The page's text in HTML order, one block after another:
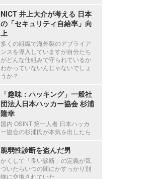
NICT 井上大介が考える 日本
の「セキュリティ自給率」向
上
多くの組織で海外製のアプライア
ンスを導入していますが自分たち
がどんな仕組みで守られているか
わかっていないんじゃないでしょ
うか？
「趣味：ハッキング」一般社
団法人日本ハッカー協会 杉浦
隆幸
国内 OSINT 第一人者 日本ハッカ
ー協会の杉浦氏が本気を出したら
脆弱性診断を盗んだ男
かくして「良い診断」の定義が気
づいたらいつの間にかすっかり別
物に交換されていた